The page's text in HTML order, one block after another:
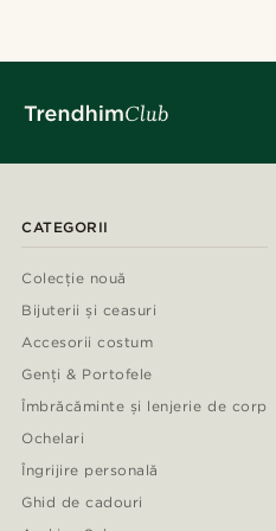
CATEGORII
Colecție nouă
Bijuterii și ceasuri
Accesorii costum
Genți & Portofele
Îmbrăcăminte și lenjerie de corp
Ochelari
Îngrijire personală
Ghid de cadouri